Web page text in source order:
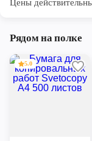
Цены
Рядом на полке
5.0